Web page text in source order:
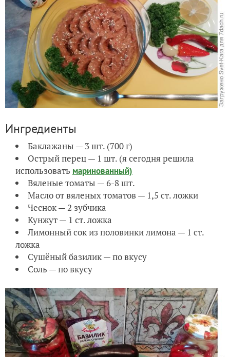
Ингредиенты
Баклажаны — 3 шт. (700 г)
Острый перец — 1 шт. (я сегодня решила
использовать маринованный)
Вяленые томаты — 6-8 шт.
Масло от вяленых томатов — 1,5 ст. ложки
Чеснок — 2 зубчика
Кунжут — 1 ст. ложка
Лимонный сок из половинки лимона — 1 ст.
ложка
Сушёный базилик — по вкусу
Соль — по вкусу